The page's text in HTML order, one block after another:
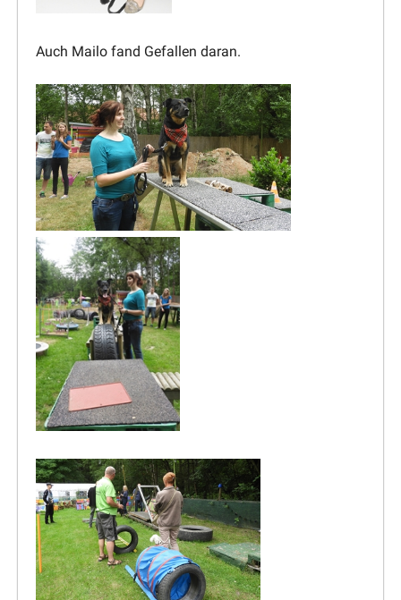
Auch Mailo fand Gefallen daran.